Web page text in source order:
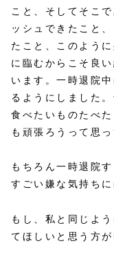
こと、そしてそこ
ッシュできたこと
たこと、このよう
に臨むからこそ良
います。一時退院
るようにしました
食べたいものたべ
も頑張ろうって思っ
もちろん一時退院
すごい嫌な気持ち
もし、私と同じよ
てほしいと思う方